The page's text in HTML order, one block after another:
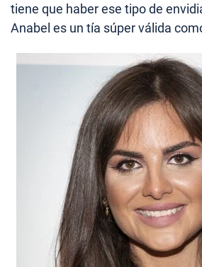
tiene que haber ese tipo de
Anabel es un tía súper válida